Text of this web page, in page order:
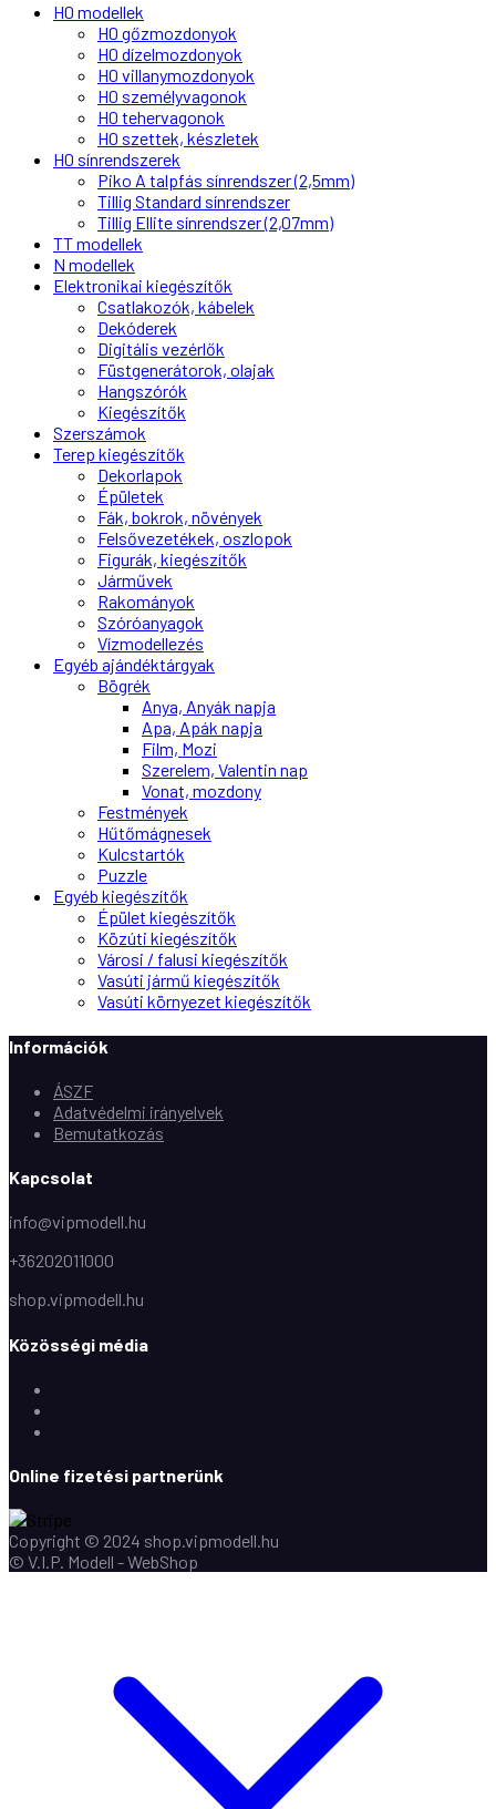
H0 modellek
H0 gőzmozdonyok
H0 dízelmozdonyok
H0 villanymozdonyok
H0 személyvagonok
H0 tehervagonok
H0 szettek, készletek
H0 sínrendszerek
Piko A talpfás sínrendszer (2,5mm)
Tillig Standard sínrendszer
Tillig Ellite sínrendszer (2,07mm)
TT modellek
N modellek
Elektronikai kiegészítők
Csatlakozók, kábelek
Dekóderek
Digitális vezérlők
Füstgenerátorok, olajak
Hangszórók
Kiegészítők
Szerszámok
Terep kiegészítők
Dekorlapok
Épületek
Fák, bokrok, növények
Felsővezetékek, oszlopok
Figurák, kiegészítők
Járművek
Rakományok
Szóróanyagok
Vízmodellezés
Egyéb ajándéktárgyak
Bögrék
Anya, Anyák napja
Apa, Apák napja
Film, Mozi
Szerelem, Valentin nap
Vonat, mozdony
Festmények
Hűtőmágnesek
Kulcstartók
Puzzle
Egyéb kiegészítők
Épület kiegészítők
Közúti kiegészítők
Városi / falusi kiegészítők
Vasúti jármű kiegészítők
Vasúti környezet kiegészítők
Információk
ÁSZF
Adatvédelmi irányelvek
Bemutatkozás
Kapcsolat
info@vipmodell.hu
+36202011000
shop.vipmodell.hu
Közösségi média
Online fizetési partnerünk
Copyright © 2024 shop.vipmodell.hu
© V.I.P. Modell - WebShop